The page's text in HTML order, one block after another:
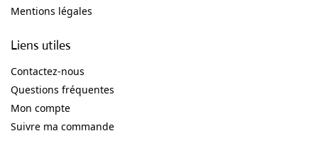
Mentions légales
Liens utiles
Contactez-nous
Questions fréquentes
Mon compte
Suivre ma commande